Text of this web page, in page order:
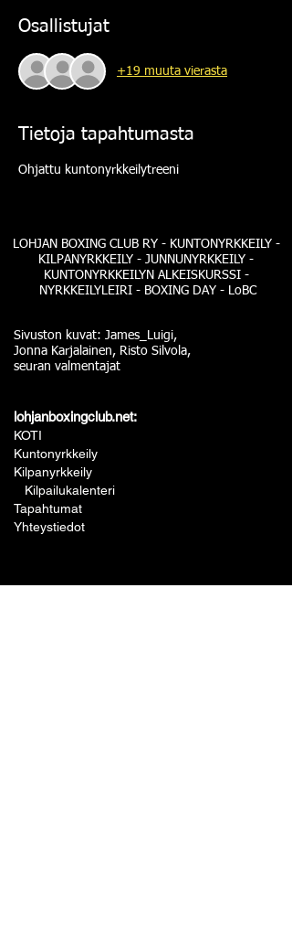
Osallistujat
+19 muuta vierasta
Tietoja tapahtumasta
Ohjattu kuntonyrkkeilytreeni
LOHJAN BOXING CLUB RY - KUNTONYRKKEILY -
KILPANYRKKEILY - JUNNUNYRKKEILY -
KUNTONYRKKEILYN ALKEISKURSSI -
NYRKKEILYLEIRI - BOXING DAY - LoBC
Sivuston kuvat: James_Luigi,
Jonna Karjalainen, Risto Silvola,
seuran valmentajat
lohjanboxingclub.net:
KOTI
Kuntonyrkkeily
Kilpanyrkkeily
Kilpailukalenteri
Tapahtumat
Yhteystiedot